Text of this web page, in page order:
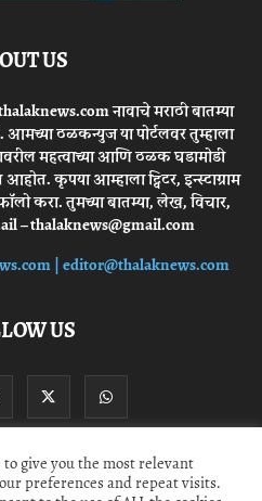
US
नावाचे मराठी बातम्या
ठळकन्युज या पोर्टलवर तुम्हाला
महत्वाच्या आणि ठळक घडामोडी
कृपया आम्हाला ट्विटर, इन्स्टाग्राम
करा. तुमच्या बातम्या, लेख, विचार,
– thalaknews@gmail.com
| editor@thalaknews.com
US
Contact Us
to give you the most relevant
preferences and repeat visits.